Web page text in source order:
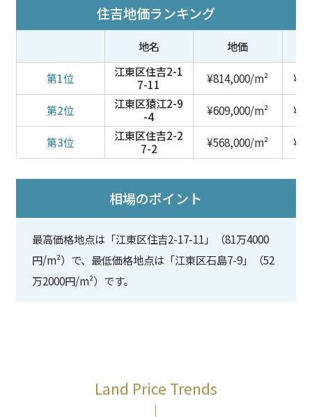
住吉地価ランキング
地名 地価
第1位
江東区住吉2-1
7-11
¥814,000/m²
第2位
江東区猿江2-9
-4
¥609,000/m²
第3位
江東区住吉2-2
7-2
¥568,000/m²
相場のポイント
最高価格地点は「江東区住吉2-17-11」（81万4000
円/m²）で、最低価格地点は「江東区石島7-9」（52
万2000円/m²）です。
Land Price Trends